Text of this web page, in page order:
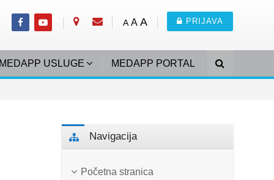
PRIJAVA
A A A
MEDAPP USLUGE MEDAPP PORTAL
Preskoči Navigacija
Navigacija
Početna stranica